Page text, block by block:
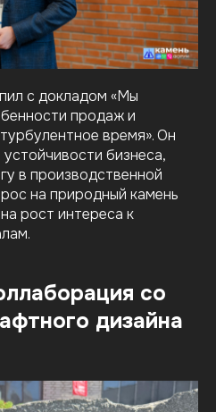
с докладом «Мы
продаж и
время». Он
бизнеса,
в производственной
на природный камень
рост интереса к
со
дизайна